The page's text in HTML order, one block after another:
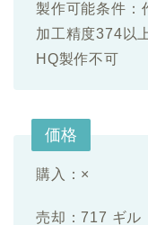
製作可能条件：
加工精度374以
HQ製作不可
価格
購入：×
売却：717 ギル